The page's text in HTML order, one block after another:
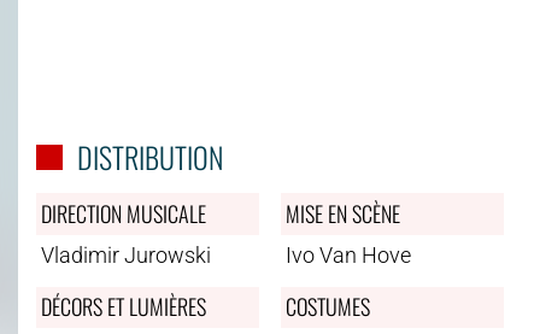
DISTRIBUTION
DIRECTION MUSICALE
Vladimir Jurowski
MISE EN SCÈNE
Ivo Van Hove
DÉCORS ET LUMIÈRES COSTUMES